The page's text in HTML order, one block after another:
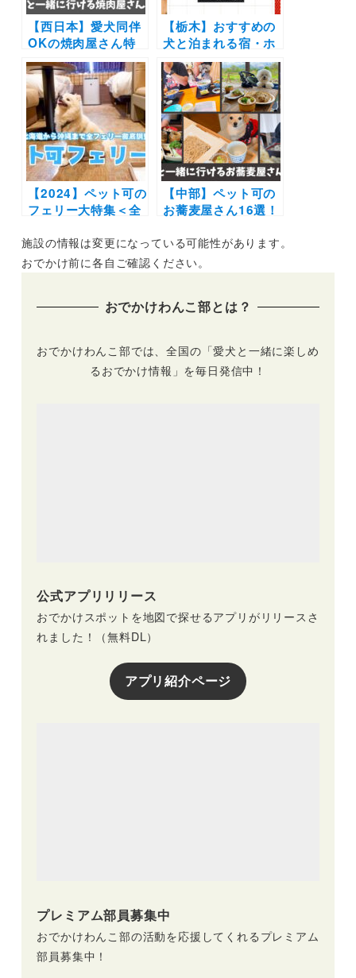
【西日本】愛犬同伴
OKの焼肉屋さん特
集！店内OKや愛犬
用メニューが揃うお
店を厳選
【栃木】おすすめの
犬と泊まれる宿・ホ
テル・ヴィラ20選 |
人気の那須や日光へ
愛犬と旅しよう♪
【2024】ペット可の
フェリー大特集＜全
縄までウィズペット
ルーム・ペットルー
【中部】ペット可の
お蕎麦屋さん16選！
やドッグラン付きの
お店などご紹介！
施設の情報は変更になっている可能性があります。
おでかけ前に各自ご確認ください。
おでかけわんこ部とは？
おでかけわんこ部では、全国の「愛犬と一緒に楽しめ
るおでかけ情報」を毎日発信中！
公式アプリリリース
おでかけスポットを地図で探せるアプリがリリースさ
れました！（無料DL）
アプリ紹介ページ
プレミアム部員募集中
おでかけわんこ部の活動を応援してくれるプレミアム
部員募集中！